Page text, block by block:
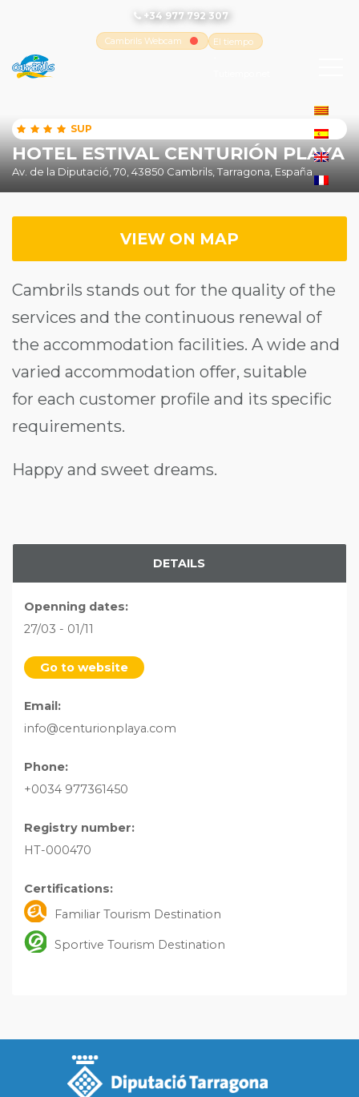
+34 977 792 307
Cambrils Webcam
El tiempo
SUP
HOTEL ESTIVAL CENTURIÓN PLAYA
Av. de la Diputació, 70, 43850 Cambrils, Tarragona, España
VIEW ON MAP
Cambrils stands out for the quality of the
services and the continuous renewal of
the accommodation facilities. A wide and
varied accommodation offer, suitable
for each customer profile and its specific
requirements.
Happy and sweet dreams.
DETAILS
Openning dates:
27/03 - 01/11
Go to website
Email:
info@centurionplaya.com
Phone:
+0034 977361450
Registry number:
HT-000470
Certifications:
Familiar Tourism Destination
Sportive Tourism Destination